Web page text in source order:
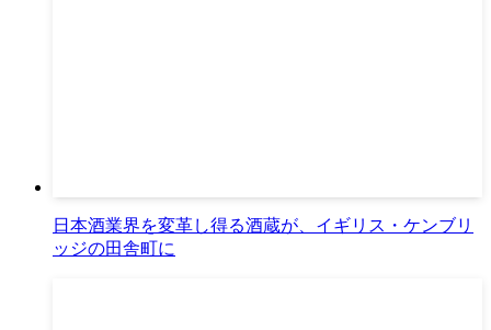
日本酒業界を変革し得る酒蔵が、イギリス・ケンブリ
ッジの田舎町に